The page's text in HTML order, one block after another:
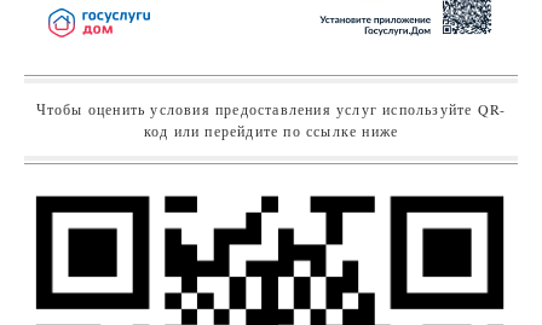
Чтобы оценить условия предоставления услуг используйте QR-
код или перейдите по ссылке ниже